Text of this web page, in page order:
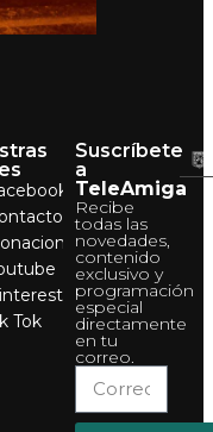
Tok
Suscríbete
a
TeleAmiga
Recibe
todas las
novedades,
contenido
exclusivo y
programación
especial
directamente
en tu
correo.